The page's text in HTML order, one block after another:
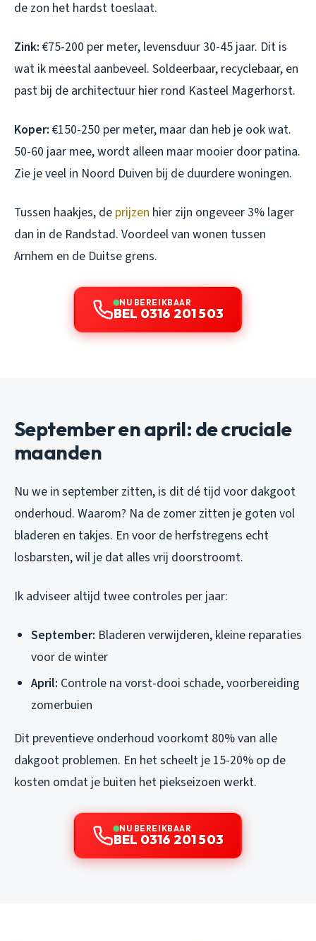
de zon het hardst toeslaat.
Zink: €75-200 per meter, levensduur 30-45 jaar. Dit is
wat ik meestal aanbeveel. Soldeerbaar, recyclebaar, en
past bij de architectuur hier rond Kasteel Magerhorst.
Koper: €150-250 per meter, maar dan heb je ook wat.
50-60 jaar mee, wordt alleen maar mooier door patina.
Zie je veel in Noord Duiven bij de duurdere woningen.
Tussen haakjes, de prijzen hier zijn ongeveer 3% lager
dan in de Randstad. Voordeel van wonen tussen
Arnhem en de Duitse grens.
NU BEREIKBAAR
BEL 0316 201 503
September en april: de cruciale
maanden
Nu we in september zitten, is dit dé tijd voor dakgoot
onderhoud. Waarom? Na de zomer zitten je goten vol
bladeren en takjes. En voor de herfstregens echt
losbarsten, wil je dat alles vrij doorstroomt.
Ik adviseer altijd twee controles per jaar:
September: Bladeren verwijderen, kleine reparaties
voor de winter
April: Controle na vorst-dooi schade, voorbereiding
zomerbuien
Dit preventieve onderhoud voorkomt 80% van alle
dakgoot problemen. En het scheelt je 15-20% op de
kosten omdat je buiten het piekseizoen werkt.
NU BEREIKBAAR
BEL 0316 201 503